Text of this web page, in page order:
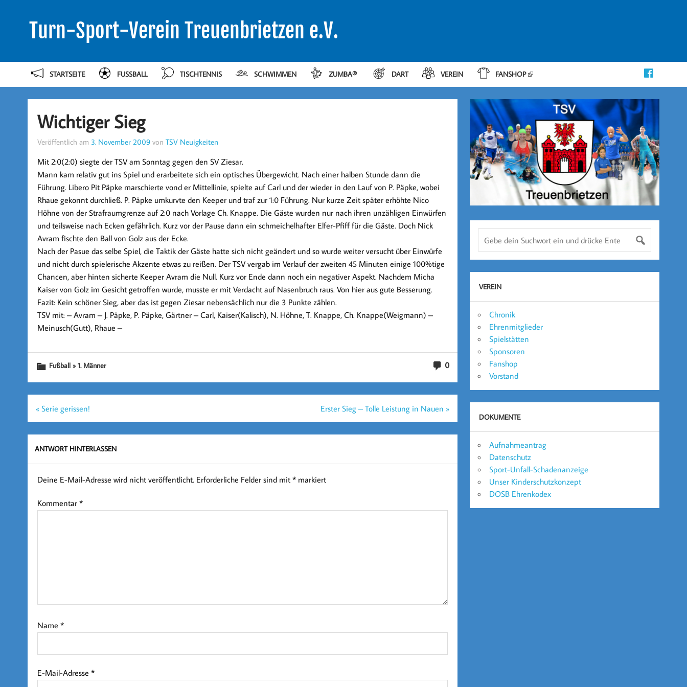
Turn-Sport-Verein Treuenbrietzen e.V.
STARTSEITE FUSSBALL TISCHTENNIS SCHWIMMEN ZUMBA® DART VEREIN FANSHOP
Wichtiger Sieg
Veröffentlich am 3. November 2009von TSV Neuigkeiten
Mit 2:0(2:0) siegte der TSV am Sonntag gegen den SV Ziesar.
Mann kam relativ gut ins Spiel und erarbeitete sich ein optisches Übergewicht. Nach einer halben Stunde dann die
Führung. Libero Pit Päpke marschierte vond er Mittellinie, spielte auf Carl und der wieder in den Lauf von P. Päpke, wobei
Rhaue gekonnt durchließ. P. Päpke umkurvte den Keeper und traf zur 1:0Führung. Nur kurze Zeit später erhöhte Nico
Höhne von der Strafraumgrenze auf2:0nach Vorlage Ch. Knappe. Die Gäste wurden nur nach ihren unzähligen Einwürfen
und teilsweise nach Ecken gefährlich. Kurz vor der Pause dann ein schmeichelhafter Elfer-Pfiff für die Gäste. Doch Nick
Avram fischte den Ball von Golz aus der Ecke.
Nach der Pasue das selbe Spiel, die Taktik der Gäste hatte sich nicht geändert und so wurde weiter versucht über Einwürfe
und nicht durch spielerische Akzente etwas zu reißen. Der TSV vergab im Verlauf der zweiten 45 Minuten einige 100%tige
Chancen, aber hinten sicherte Keeper Avram die Null. Kurz vor Ende dann noch ein negativer Aspekt. Nachdem Micha
Kaiser von Golz im Gesicht getroffen wurde, musste er mit Verdacht auf Nasenbruch raus. Von hier aus gute Besserung.
Fazit: Kein schöner Sieg, aber das ist gegen Ziesar nebensächlich nur die 3 Punkte zählen.
TSV mit: – Avram – J. Päpke, P. Päpke, Gärtner – Carl, Kaiser(Kalisch), N. Höhne, T. Knappe, Ch. Knappe(Weigmann) –
Meinusch(Gutt), Rhaue –
0
Fußball » 1. Männer
Beitragsnavigation
« Serie gerissen! Erster Sieg – Tolle Leistung in Nauen »
ANTWORT HINTERLASSEN
Deine E-Mail-Adresse wird nicht veröffentlicht. Erforderliche Felder sind mit *markiert
Kommentar *
Name *
E-Mail-Adresse *
VEREIN
Chronik
Ehrenmitglieder
Spielstätten
Sponsoren
Fanshop
Vorstand
DOKUMENTE
Aufnahmeantrag
Datenschutz
Sport-Unfall-Schadenanzeige
Unser Kinderschutzkonzept
DOSB Ehrenkodex